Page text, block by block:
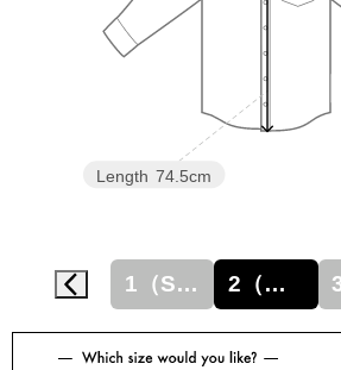
Length 74.5cm
1（S相当） 2（M相当）